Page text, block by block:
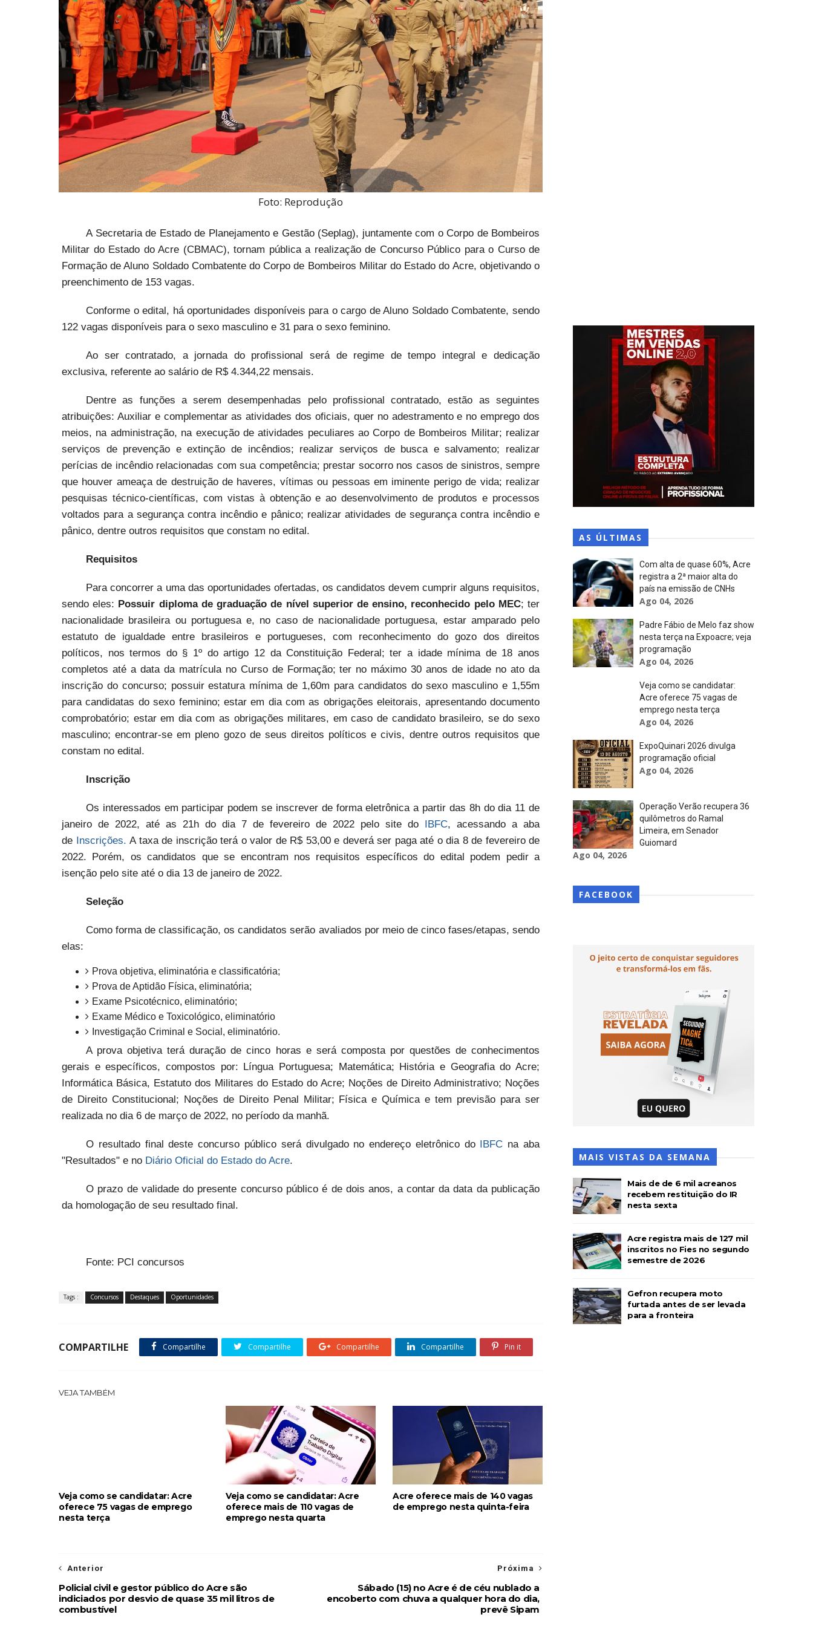
Foto: Reprodução
A Secretaria de Estado de Planejamento e Gestão (Seplag), juntamente com o Corpo de Bombeiros
Militar do Estado do Acre (CBMAC), tornam pública a realização de Concurso Público para o Curso de
Formação de Aluno Soldado Combatente do Corpo de Bombeiros Militar do Estado do Acre, objetivando o
preenchimento de 153 vagas.
Conforme o edital, há oportunidades disponíveis para o cargo de Aluno Soldado Combatente, sendo
122 vagas disponíveis para o sexo masculino e 31 para o sexo feminino.
Ao ser contratado, a jornada do profissional será de regime de tempo integral e dedicação
exclusiva, referente ao salário de R$ 4.344,22 mensais.
Dentre as funções a serem desempenhadas pelo profissional contratado, estão as seguintes
atribuições: Auxiliar e complementar as atividades dos oficiais, quer no adestramento e no emprego dos
meios, na administração, na execução de atividades peculiares ao Corpo de Bombeiros Militar; realizar
serviços de prevenção e extinção de incêndios; realizar serviços de busca e salvamento; realizar
perícias de incêndio relacionadas com sua competência; prestar socorro nos casos de sinistros, sempre
que houver ameaça de destruição de haveres, vítimas ou pessoas em iminente perigo de vida; realizar
pesquisas técnico-científicas, com vistas à obtenção e ao desenvolvimento de produtos e processos
voltados para a segurança contra incêndio e pânico; realizar atividades de segurança contra incêndio e
pânico, dentre outros requisitos que constam no edital.
Requisitos
Para concorrer a uma das oportunidades ofertadas, os candidatos devem cumprir alguns requisitos,
sendo eles: Possuir diploma de graduação de nível superior de ensino, reconhecido pelo MEC; ter
nacionalidade brasileira ou portuguesa e, no caso de nacionalidade portuguesa, estar amparado pelo
estatuto de igualdade entre brasileiros e portugueses, com reconhecimento do gozo dos direitos
políticos, nos termos do § 1º do artigo 12 da Constituição Federal; ter a idade mínima de 18 anos
completos até a data da matrícula no Curso de Formação; ter no máximo 30 anos de idade no ato da
inscrição do concurso; possuir estatura mínima de 1,60m para candidatos do sexo masculino e 1,55m
para candidatas do sexo feminino; estar em dia com as obrigações eleitorais, apresentando documento
comprobatório; estar em dia com as obrigações militares, em caso de candidato brasileiro, se do sexo
masculino; encontrar-se em pleno gozo de seus direitos políticos e civis, dentre outros requisitos que
constam no edital.
Inscrição
Os interessados em participar podem se inscrever de forma eletrônica a partir das 8h do dia 11 de
janeiro de 2022, até as 21h do dia 7 de fevereiro de 2022 pelo site do IBFC, acessando a aba
de Inscrições. A taxa de inscrição terá o valor de R$ 53,00 e deverá ser paga até o dia 8 de fevereiro de
2022. Porém, os candidatos que se encontram nos requisitos específicos do edital podem pedir a
isenção pelo site até o dia 13 de janeiro de 2022.
Seleção
Como forma de classificação, os candidatos serão avaliados por meio de cinco fases/etapas, sendo
elas:
Prova objetiva, eliminatória e classificatória;
Prova de Aptidão Física, eliminatória;
Exame Psicotécnico, eliminatório;
Exame Médico e Toxicológico, eliminatório
Investigação Criminal e Social, eliminatório.
A prova objetiva terá duração de cinco horas e será composta por questões de conhecimentos
gerais e específicos, compostos por: Língua Portuguesa; Matemática; História e Geografia do Acre;
Informática Básica, Estatuto dos Militares do Estado do Acre; Noções de Direito Administrativo; Noções
de Direito Constitucional; Noções de Direito Penal Militar; Física e Química e tem previsão para ser
realizada no dia 6 de março de 2022, no período da manhã.
O resultado final deste concurso público será divulgado no endereço eletrônico do IBFC na aba
"Resultados" e no Diário Oficial do Estado do Acre.
O prazo de validade do presente concurso público é de dois anos, a contar da data da publicação
da homologação de seu resultado final.
Fonte: PCI concursos
Tags : Concursos Destaques Oportunidades
COMPARTILHE Compartilhe Compartilhe Compartilhe Compartilhe Pin it
VEJA TAMBÉM
Veja como se candidatar: Acre
oferece 75 vagas de emprego
nesta terça
Veja como se candidatar: Acre
oferece mais de 110 vagas de
emprego nesta quarta
Acre oferece mais de 140 vagas
de emprego nesta quinta-feira
Próxima
Sábado (15) no Acre é de céu nublado a
encoberto com chuva a qualquer hora do dia,
prevê Sipam
Anterior
Policial civil e gestor público do Acre são
indiciados por desvio de quase 35 mil litros de
combustível
AS ÚLTIMAS
Com alta de quase 60%, Acre
registra a 2ª maior alta do
país na emissão de CNHs
Ago 04, 2026
Padre Fábio de Melo faz show
nesta terça na Expoacre; veja
programação
Ago 04, 2026
Veja como se candidatar:
Acre oferece 75 vagas de
emprego nesta terça
Ago 04, 2026
ExpoQuinari 2026 divulga
programação oficial
Ago 04, 2026
Operação Verão recupera 36
quilômetros do Ramal
Limeira, em Senador
Guiomard
Ago 04, 2026
FACEBOOK
MAIS VISTAS DA SEMANA
Mais de de 6 mil acreanos
recebem restituição do IR
nesta sexta
Acre registra mais de 127 mil
inscritos no Fies no segundo
semestre de 2026
Gefron recupera moto
furtada antes de ser levada
para a fronteira